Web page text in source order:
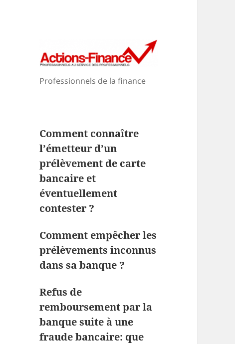
Professionnels de la finance
Comment connaître
l’émetteur d’un
prélèvement de carte
bancaire et
éventuellement
contester ?
Comment empêcher les
prélèvements inconnus
dans sa banque ?
Refus de
remboursement par la
banque suite à une
fraude bancaire: que